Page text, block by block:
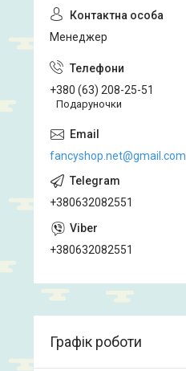
Менеджер
+380 (63) 208-25-51
Подаруночки
fancyshop.net@gmail.com
+380632082551
+380632082551
Графік роботи